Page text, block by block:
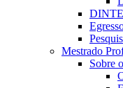
Mestrado
Sobre